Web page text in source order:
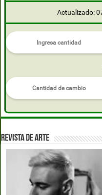
Actualizado:
REVISTA DE ARTE